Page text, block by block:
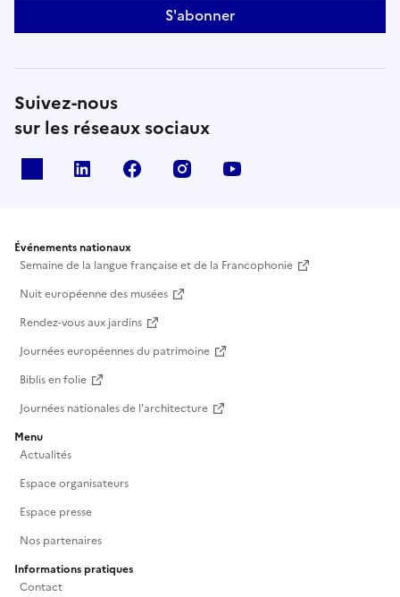
S'abonner
Suivez-nous
sur les réseaux sociaux
Linkedin Facebook Instagram
Événements nationaux
Semaine de la langue française et de la Francophonie
Nuit européenne des musées
Rendez-vous aux jardins
Journées européennes du patrimoine
Biblis en folie
Journées nationales de l'architecture
Menu
Actualités
Espace organisateurs
Espace presse
Nos partenaires
Informations pratiques
Contact